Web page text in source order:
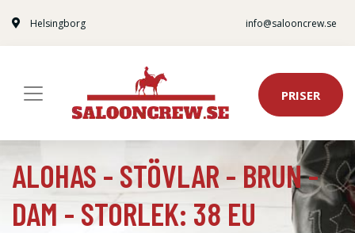
Helsingborg info@salooncrew.se
PRISER
ALOHAS - STÖVLAR - BRUN -
DAM - STORLEK: 38 EU